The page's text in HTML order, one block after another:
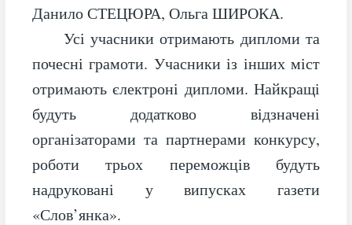
Данило СТЕЦЮРА, Ольга ШИРОКА.
Усі учасники отримають дипломи та
почесні грамоти. Учасники із інших міст
отримають єлектроні дипломи. Найкращі
будуть додатково відзначені
організаторами та партнерами конкурсу,
роботи трьох переможців будуть
надруковані у випусках газети
«Слов’янка».